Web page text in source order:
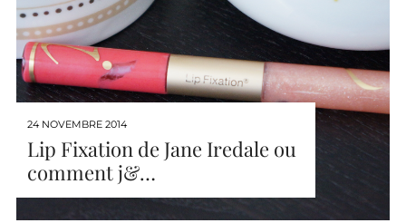
24 NOVEMBRE 2014
Lip Fixation de Jane Iredale ou
comment j&…